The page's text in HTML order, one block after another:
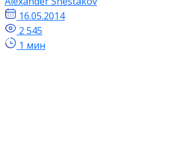
16.05.2014
2 545
1 мин